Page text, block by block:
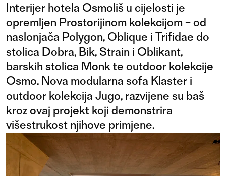
Interijer hotela Osmoliš u cijelosti je
opremljen Prostorijinom kolekcijom – od
naslonjača Polygon, Oblique i Trifidae do
stolica Dobra, Bik, Strain i Oblikant,
barskih stolica Monk te outdoor kolekcije
Osmo. Nova modularna sofa Klaster i
outdoor kolekcija Jugo, razvijene su baš
kroz ovaj projekt koji demonstrira
višestrukost njihove primjene.